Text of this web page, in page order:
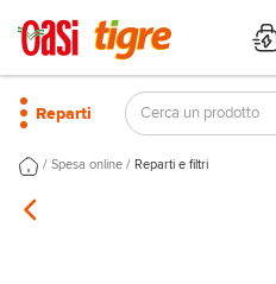
Reparti
/ Spesa online / Reparti e filtri